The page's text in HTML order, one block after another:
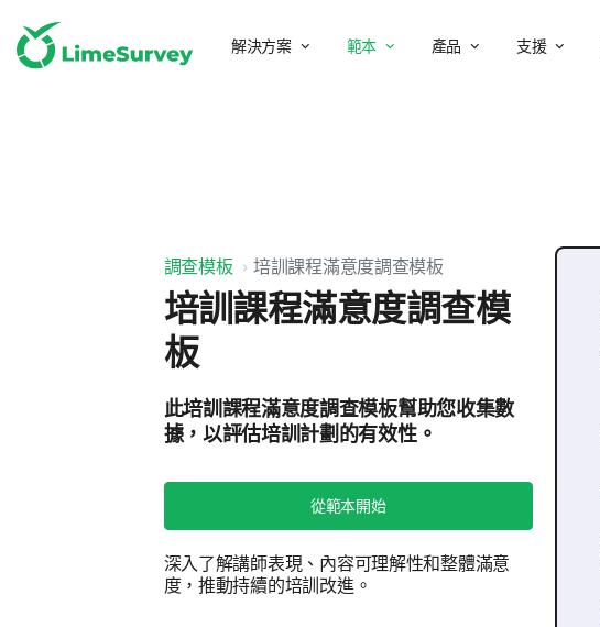
解決方案 範本 產品 支援
調查模板 培訓課程滿意度調查模板
培訓課程滿意度調查模
板
此培訓課程滿意度調查模板幫助您收集數
據，以評估培訓計劃的有效性。
從範本開始
深入了解講師表現、內容可理解性和整體滿意
度，推動持續的培訓改進。